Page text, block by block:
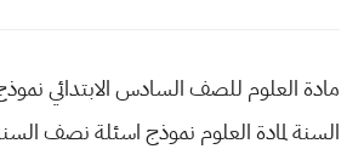
مادة العلوم للصف السادس الابتدائي
السنة لمادة العلوم نموذج اسئلة نصف